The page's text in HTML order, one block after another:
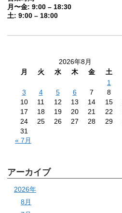
月〜金: 9:00 – 18:30
土: 9:00 – 18:00
2026年8月
月
火 水 木 金 土
1
3
4 5 6 7 8
10
11 12 13 14 15
17
18 19 20 21 22
24
25 26 27 28 29
31
« 7月
アーカイブ
2026年
8月